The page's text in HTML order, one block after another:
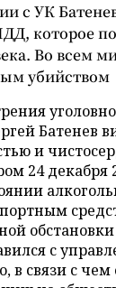
с УК
которое
Во всем
убийством
Батенев
и
24 декабря
с
в связи с